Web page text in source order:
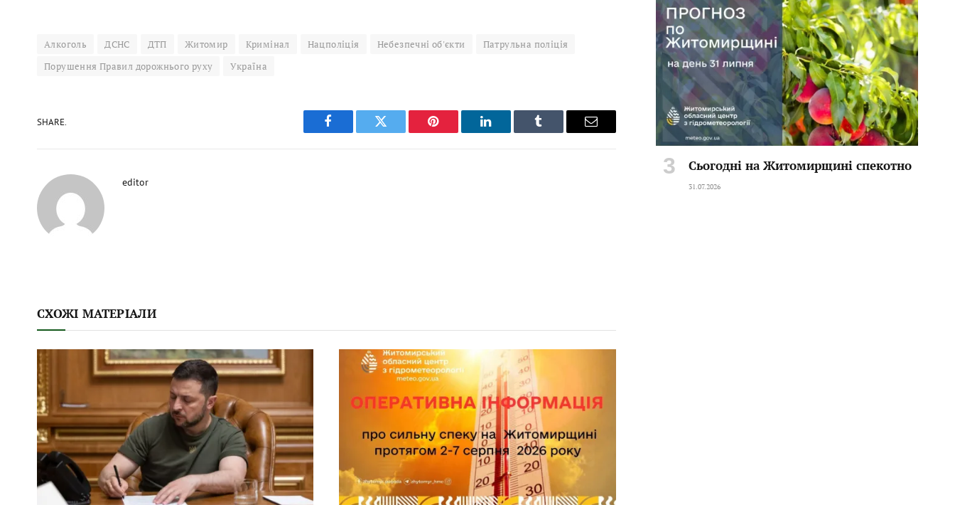
Алкоголь ДСНС ДТП Житомир Кримінал Нацполіція Небезпечні об'єкти
Патрульна поліція
Порушення Правил дорожнього руху
Україна
SHARE.
Facebook Twitter Pinterest LinkedIn Tumblr Email
editor
СХОЖІ МАТЕРІАЛИ
Сьогодні на Житомирщині спекотно
31.07.2026